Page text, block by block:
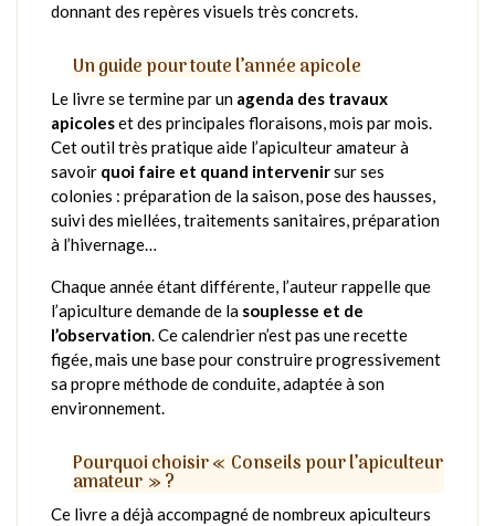
donnant des repères visuels très concrets.
Un guide pour toute l’année apicole
Le livre se termine par un agenda des travaux
apicoleset des principales floraisons, mois par mois.
Cet outil très pratique aide l’apiculteur amateur à
savoir quoi faire et quand intervenirsur ses
colonies : préparation de la saison, pose des hausses,
suivi des miellées, traitements sanitaires, préparation
à l’hivernage…
Chaque année étant différente, l’auteur rappelle que
l’apiculture demande de la souplesse et de
l’observation. Ce calendrier n’est pas une recette
figée, mais une base pour construire progressivement
sa propre méthode de conduite, adaptée à son
environnement.
Pourquoi choisir « Conseils pour l’apiculteur
amateur » ?
Ce livre a déjà accompagné de nombreux apiculteurs